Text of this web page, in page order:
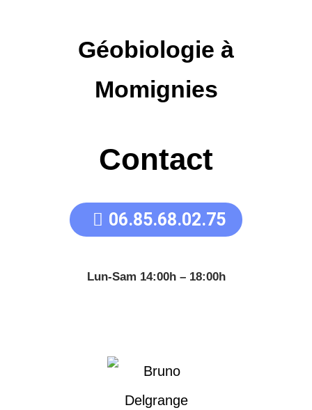
Géobiologie à
Momignies
Contact
06.85.68.02.75
Lun-Sam 14:00h – 18:00h